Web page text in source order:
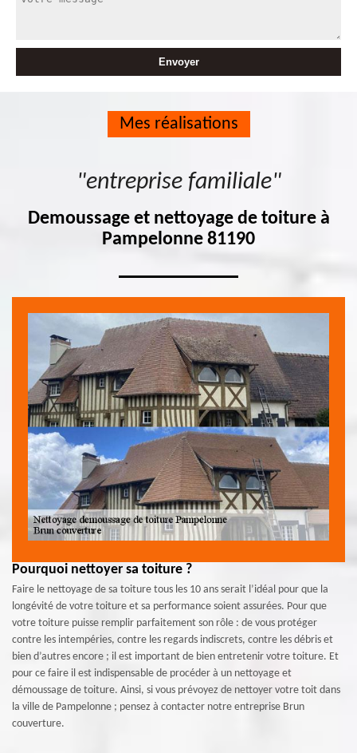
Mes réalisations
"entreprise familiale"
Demoussage et nettoyage de toiture à
Pampelonne 81190
Pourquoi nettoyer sa toiture ?
Faire le nettoyage de sa toiture tous les 10 ans serait l’idéal pour que la
longévité de votre toiture et sa performance soient assurées. Pour que
votre toiture puisse remplir parfaitement son rôle : de vous protéger
contre les intempéries, contre les regards indiscrets, contre les débris et
bien d’autres encore ; il est important de bien entretenir votre toiture. Et
pour ce faire il est indispensable de procéder à un nettoyage et
démoussage de toiture. Ainsi, si vous prévoyez de nettoyer votre toit dans
la ville de Pampelonne ; pensez à contacter notre entreprise Brun
couverture.